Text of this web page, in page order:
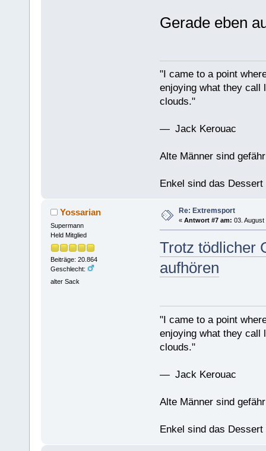
Gerade eben
"I came to a point
enjoying what they call
clouds."
— Jack Kerouac
Alte Männer sind
Enkel sind das
Yossarian
Supermann
Held Mitglied
Beiträge: 20.864
Geschlecht:
alter Sack
Re: Extremsport
« Antwort #7 am: 03. August
Trotz tödlicher
aufhören
"I came to a point
enjoying what they call
clouds."
— Jack Kerouac
Alte Männer sind
Enkel sind das Dessert